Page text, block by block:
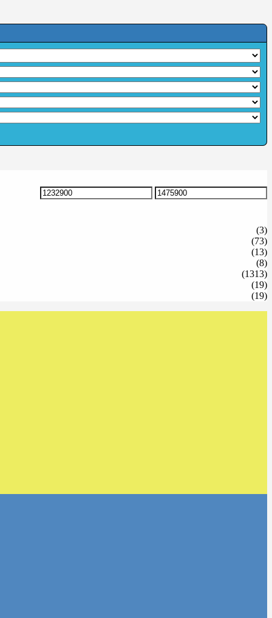
Precio
Precio
(3)
(73)
(13)
(8)
(1313)
(19)
(19)